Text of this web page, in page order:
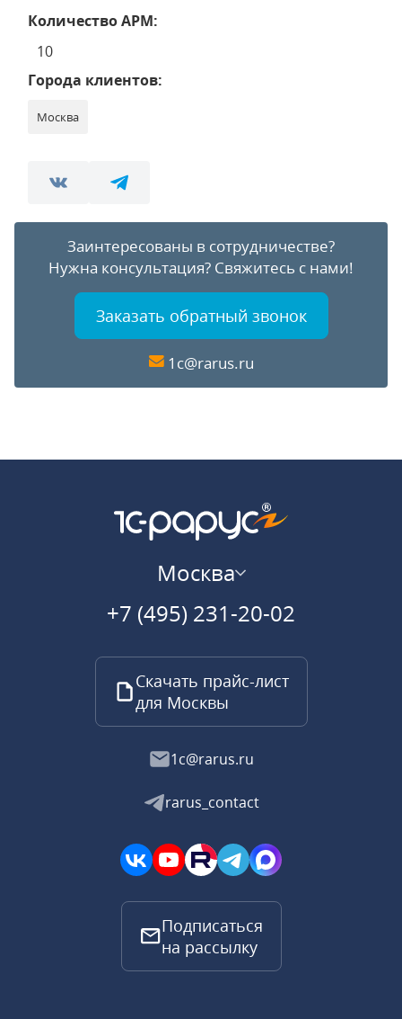
Количество АРМ:
10
Города клиентов:
Москва
Заинтересованы в сотрудничестве?
Нужна консультация? Свяжитесь с нами!
Заказать обратный звонок
1c@rarus.ru
Москва
+7 (495) 231-20-02
Скачать прайс-лист
для Москвы
1c@rarus.ru
rarus_contact
Подписаться
на рассылку